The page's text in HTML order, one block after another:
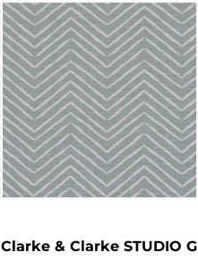
Clarke & Clarke STUDIO G